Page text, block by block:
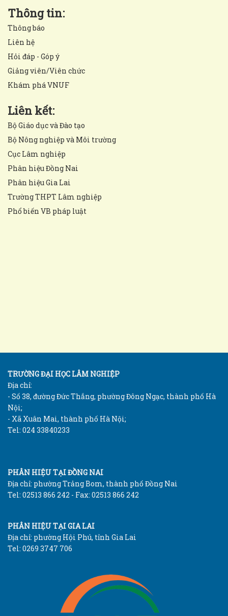
Thông tin:
Thông báo
Liên hệ
Hỏi đáp - Góp ý
Giảng viên/Viên chức
Khám phá VNUF
Liên kết:
Bộ Giáo dục và Đào tạo
Bộ Nông nghiệp và Môi trường
Cục Lâm nghiệp
Phân hiệu Đồng Nai
Phân hiệu Gia Lai
Trường THPT Lâm nghiệp
Phổ biến VB pháp luật
TRƯỜNG ĐẠI HỌC LÂM NGHIỆP
Địa chỉ:
- Số 38, đường Đức Thắng, phường Đông Ngạc, thành phố Hà
Nội;
- Xã Xuân Mai, thành phố Hà Nội;
Tel: 024 33840233
PHÂN HIỆU TẠI ĐỒNG NAI
Địa chỉ: phường Trảng Bom, thành phố Đồng Nai
Tel: 02513 866 242 - Fax: 02513 866 242
PHÂN HIỆU TẠI GIA LAI
Địa chỉ: phường Hội Phú, tỉnh Gia Lai
Tel: 0269 3747 706